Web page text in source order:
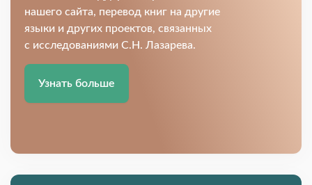
нашего сайта, перевод книг на другие
языки и других проектов, связанных
с исследованиями С.Н. Лазарева.
Узнать больше